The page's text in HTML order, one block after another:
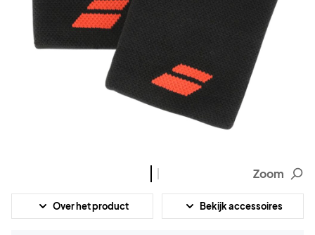
Zoom
Over het product Bekijk accessoires